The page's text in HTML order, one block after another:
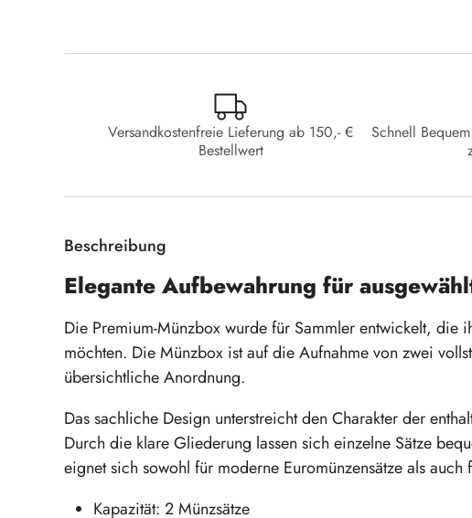
Versandkostenfreie Lieferung ab 150,- €
Bestellwert
Schnell
Beschreibung
Elegante Aufbewahrung für
Die Premium-Münzbox wurde für Sammler entwickelt, die
möchten. Die Münzbox ist auf die Aufnahme von zwei
übersichtliche Anordnung.
Das sachliche Design unterstreicht den Charakter der
Durch die klare Gliederung lassen sich einzelne Sätze
eignet sich sowohl für moderne Euromünzensätze als
Kapazität: 2 Münzsätze